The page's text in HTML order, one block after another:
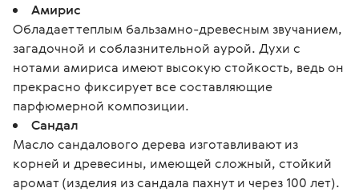
Амирис
Обладает теплым бальзамно-древесным звучанием,
загадочной и соблазнительной аурой. Духи с
нотами амириса имеют высокую стойкость, ведь он
прекрасно фиксирует все составляющие
парфюмерной композиции.
Сандал
Масло сандалового дерева изготавливают из
корней и древесины, имеющей сложный, стойкий
аромат (изделия из сандала пахнут и через 100 лет).